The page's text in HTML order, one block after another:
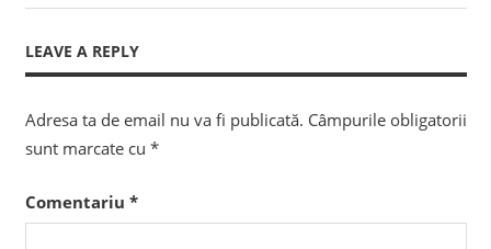
articole
Post:
LEAVE A REPLY
Adresa ta de email nu va fi publicată. Câmpurile obligatorii
sunt marcate cu *
Comentariu *